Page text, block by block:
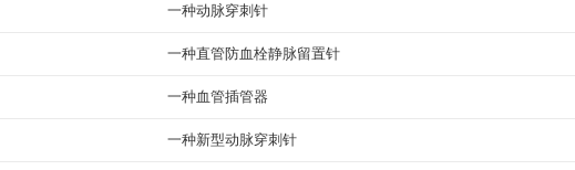
一种动脉穿刺针
一种直管防血栓静脉留置针
一种血管插管器
一种新型动脉穿刺针